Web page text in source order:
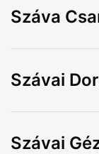
Száva
Szávai
Szávai